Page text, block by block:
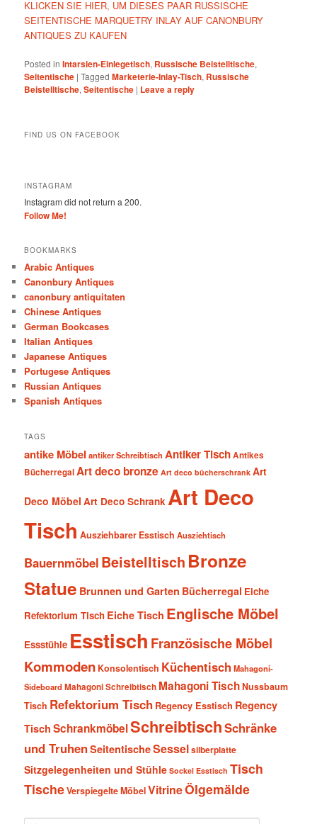
KLICKEN SIE HIER, UM DIESES PAAR RUSSISCHE
SEITENTISCHE MARQUETRY INLAY AUF CANONBURY
ANTIQUES ZU KAUFEN
Posted in Intarsien-Einlegetisch, Russische Beistelltische,
Seitentische |Tagged Marketerie-Inlay-Tisch, Russische
Beistelltische,Seitentische | Leave a reply
FIND US ON FACEBOOK
INSTAGRAM
Instagram did not return a 200.
Follow Me!
BOOKMARKS
Arabic Antiques
Canonbury Antiques
canonbury antiquitaten
Chinese Antiques
German Bookcases
Italian Antiques
Japanese Antiques
Portugese Antiques
Russian Antiques
Spanish Antiques
TAGS
antike Möbel antiker Schreibtisch Antiker TischAntikes
BücherregalArt deco bronze Art deco bücherschrank Art
Deco Möbel Art Deco Schrank Art Deco
Tisch Ausziehbarer Esstisch Ausziehtisch
Bauernmöbel Beistelltisch Bronze
Statue Brunnen und Garten Bücherregal Eiche
Refektorium Tisch Eiche Tisch Englische Möbel
Essstühle Esstisch Französische Möbel
Kommoden Konsolentisch Küchentisch Mahagoni-
SideboardMahagoni Schreibtisch Mahagoni TischNussbaum
Tisch Refektorium Tisch Regency Esstisch Regency
Tisch SchrankmöbelSchreibtischSchränke
und TruhenSeitentischeSesselsilberplatte
Sitzgelegenheiten und Stühle Sockel Esstisch Tisch
TischeVerspiegelte MöbelVitrineÖlgemälde